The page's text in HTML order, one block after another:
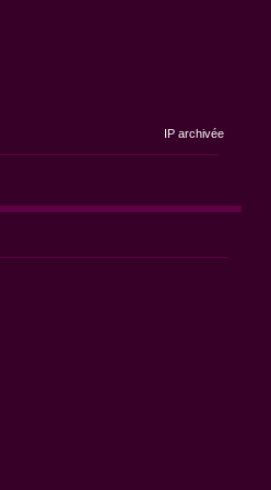
IP archivée